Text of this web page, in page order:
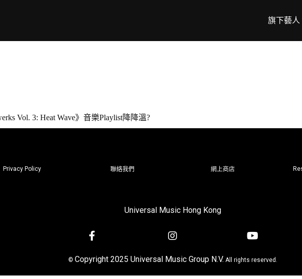
旗下藝人
Vol. 3: Heat Wave》音樂Playlist降降溫?
Privacy Policy 聯絡我們 網上商店
Universal Music Hong Kong
© Copyright 2025 Universal Music Group N.V. All rights reserved.